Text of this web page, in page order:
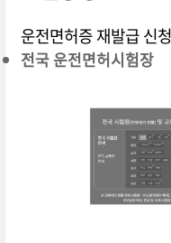
운전면허증 재발급 신
전국 운전면허시험장